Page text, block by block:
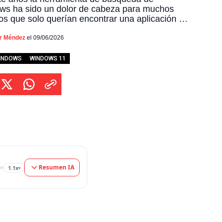
ha sido un dolor de cabeza para muchos
que solo querían encontrar una aplicación o
que no habían pedido, pero
y prepara un cambio radical para solucionar
Méndez el 09/06/2026
WINDOWS 11
1.1x▾ Resumen IA